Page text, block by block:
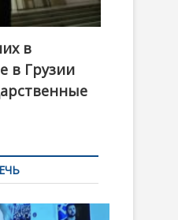
в
в Грузии